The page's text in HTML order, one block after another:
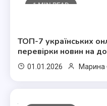
1 MIN READ
ТОП-7 українських
перевірки новин на
01.01.2026 Марина